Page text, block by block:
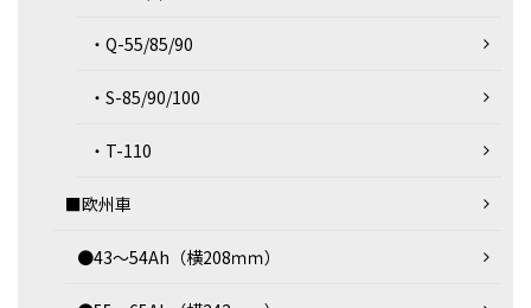
・Q-55/85/90
・S-85/90/100
・T-110
■欧州車
●43～54Ah（横208ｍｍ）